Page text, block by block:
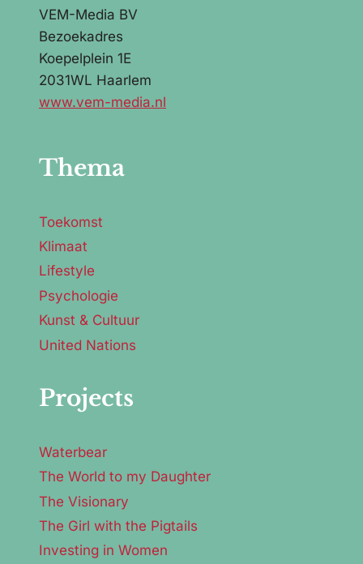
VEM-Media BV
Bezoekadres
Koepelplein 1E
2031WL Haarlem
www.vem-media.nl
Thema
Toekomst
Klimaat
Lifestyle
Psychologie
Kunst & Cultuur
United Nations
Projects
Waterbear
The World to my Daughter
The Visionary
The Girl with the Pigtails
Investing in Women